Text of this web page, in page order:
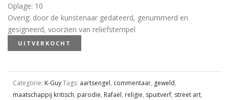
Oplage: 10
Overig: door de kunstenaar gedateerd, genummerd en
gesigneerd, voorzien van reliëfstempel
UITVERKOCHT
Categorie: K-GuyTags: aartsengel, commentaar, geweld,
maatschappij kritisch, parodie, Rafaël, religie, spuitverf, street art,